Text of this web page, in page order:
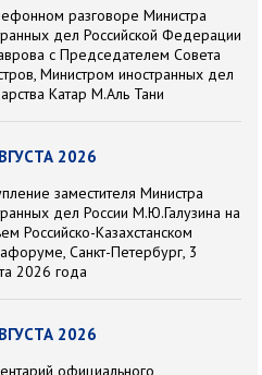
разговоре Министра
дел Российской Федерации
с Председателем Совета
Министром иностранных дел
Катар М.Аль Тани
2026
заместителя Министра
дел России М.Ю.Галузина на
Российско-Казахстанском
Санкт-Петербург, 3
2026 года
2026
официального